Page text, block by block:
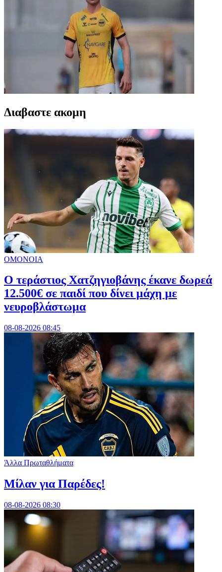
Διαβαστε ακομη
ΟΜΟΝΟΙΑ
Ο τεράστιος Χατζηγιοβάνης έκανε δωρεά
12.500€ σε παιδί που δίνει μάχη με
νευροβλάστωμα
08-08-2026 08:45
Άλλα Πρωταθλήματα
Μίλαν για Παρέδες!
08-08-2026 08:30